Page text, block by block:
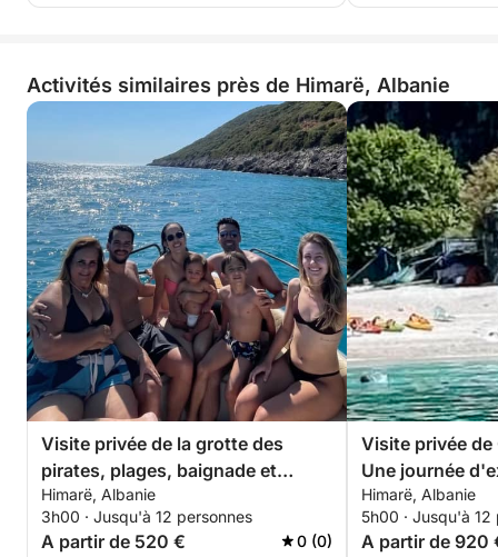
Activités similaires près de Himarë, Albanie
Visite privée de la grotte des
pirates, plages, baignade et
plongée avec tuba – Excursion
exclusive de 3 heures
Himarë, Albanie
3h00 · Jusqu'à 12 personnes
A partir de 520 € 0 (0)
Visite privée de
Une journée
et de détente
Himarë, Albanie
5h00 · Jusqu'à 12
A partir de 920